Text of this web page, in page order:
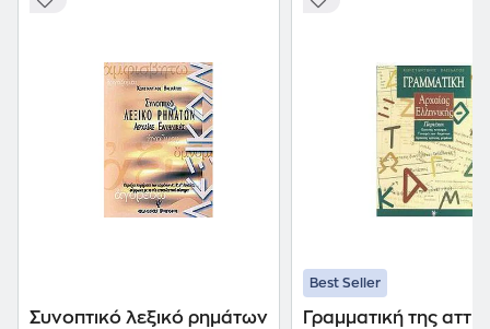
Συνοπτικό λεξικό ρημάτων
Best Seller
Γραμματική της